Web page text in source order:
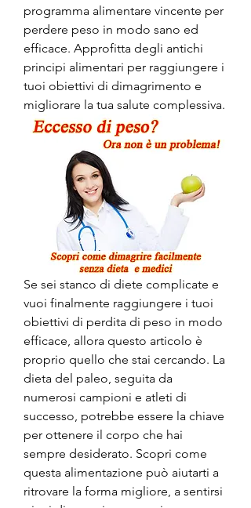
programma alimentare vincente per
perdere peso in modo sano ed
efficace. Approfitta degli antichi
principi alimentari per raggiungere i
tuoi obiettivi di dimagrimento e
migliorare la tua salute complessiva.
Se sei stanco di diete complicate e
vuoi finalmente raggiungere i tuoi
obiettivi di perdita di peso in modo
efficace, allora questo articolo è
proprio quello che stai cercando. La
dieta del paleo, seguita da
numerosi campioni e atleti di
successo, potrebbe essere la chiave
per ottenere il corpo che hai
sempre desiderato. Scopri come
questa alimentazione può aiutarti a
ritrovare la forma migliore, a sentirsi